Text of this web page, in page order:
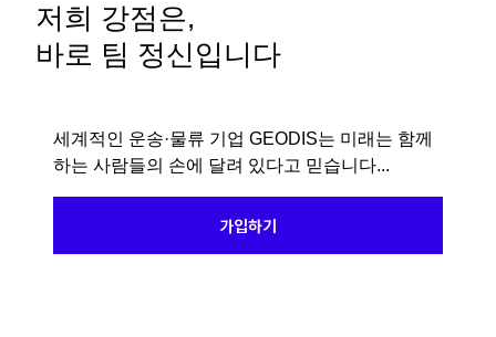
저희 강점은,
바로 팀 정신입니다
세계적인 운송·물류 기업 GEODIS는 미래는 함께
하는 사람들의 손에 달려 있다고 믿습니다...
가입하기